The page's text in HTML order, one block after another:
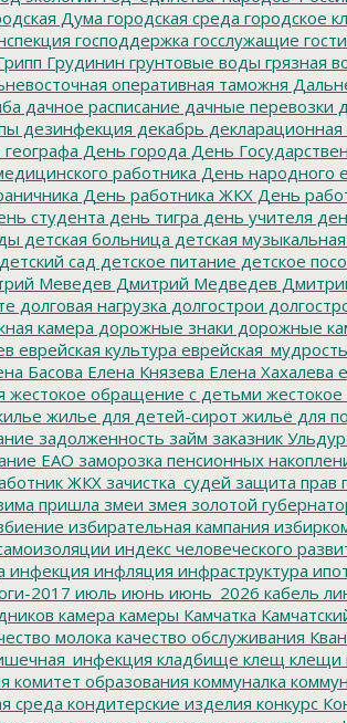
Дума городская среда городское
господдержка госслужащие
Грудинин грунтовые воды грязная
оперативная таможня
дачное расписание дачные перевозки
дезинфекция декабрь декларационная
День города День
работника День народного
День работника ЖКХ День
студента день тигра день учителя
детская больница детская
детский сад детское питание детское
Меведев Дмитрий Медведев
долговая нагрузка долгострои
камера дорожные знаки дорожные
еврейская культура еврейская_мудрость
Басова Елена Князева Елена Хахалева
жестокое обращение с детьми
жилье для детей-сирот жильё для
задолженность займ заказник
ЕАО заморозка пенсионных
ЖКХ зачистка_судей защита прав
пришла змеи змея золотой
избирательная кампания
индекс человеческого
инфекция инфляция инфраструктура
2017 июль июнь июнь_2026 кабель
камера камеры Камчатка
молока качество обслуживания
кладбище клещ клещи
комитет образования коммуналка
среда кондитерские изделия конкурс